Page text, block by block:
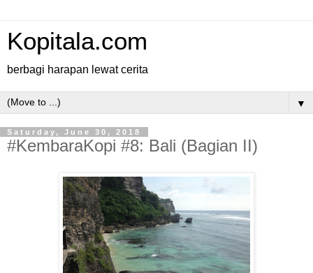
Kopitala.com
berbagi harapan lewat cerita
▼
Saturday, June 30, 2018
#KembaraKopi #8: Bali (Bagian II)